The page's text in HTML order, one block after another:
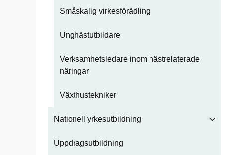
Småskalig virkesförädling
Unghästutbildare
Verksamhetsledare inom hästrelaterade
näringar
Växthustekniker
Nationell yrkesutbildning
Uppdragsutbildning